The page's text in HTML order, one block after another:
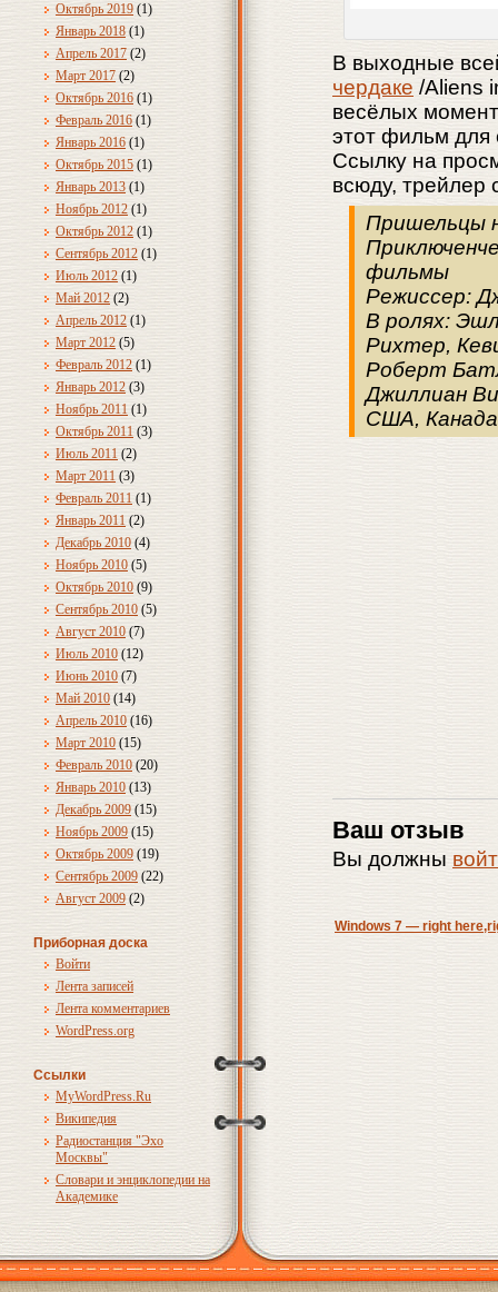
Октябрь 2019 (1)
Январь 2018 (1)
Апрель 2017 (2)
Март 2017 (2)
Октябрь 2016 (1)
Февраль 2016 (1)
Январь 2016 (1)
Октябрь 2015 (1)
Январь 2013 (1)
Ноябрь 2012 (1)
Октябрь 2012 (1)
Сентябрь 2012 (1)
Июль 2012 (1)
Май 2012 (2)
Апрель 2012 (1)
Март 2012 (5)
Февраль 2012 (1)
Январь 2012 (3)
Ноябрь 2011 (1)
Октябрь 2011 (3)
Июль 2011 (2)
Март 2011 (3)
Февраль 2011 (1)
Январь 2011 (2)
Декабрь 2010 (4)
Ноябрь 2010 (5)
Октябрь 2010 (9)
Сентябрь 2010 (5)
Август 2010 (7)
Июль 2010 (12)
Июнь 2010 (7)
Май 2010 (14)
Апрель 2010 (16)
Март 2010 (15)
Февраль 2010 (20)
Январь 2010 (13)
Декабрь 2009 (15)
Ноябрь 2009 (15)
Октябрь 2009 (19)
Сентябрь 2009 (22)
Август 2009 (2)
Приборная доска
Войти
Лента записей
Лента комментариев
WordPress.org
Ссылки
MyWordPress.Ru
Википедия
Радиостанция "Эхо
Москвы"
Словари и энциклопедии на
Академике
В выходные
чердаке /Aliens
весёлых
этот фильм для
Ссылку на
всюду, трейлер
Пришельцы
фильмы
Режиссер:
В ролях:
Рихтер,
Роберт
Джиллиан
США,
Ваш отзыв
Вы должны
Windows 7 — right